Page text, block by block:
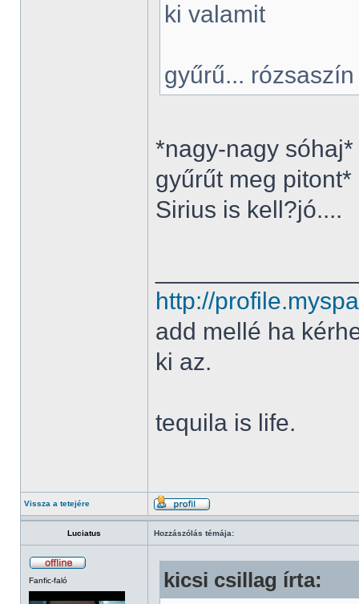
ki valamit
gyűrű...
*nagy-nagy
gyűrűt meg pitont*
Sirius is kell?jó....
http://
add mellé ha
ki az.
tequila is life.
Vissza a tetejére
Luciatus Hozzászólás témája:
Fanfic-faló kicsi csillag írta: